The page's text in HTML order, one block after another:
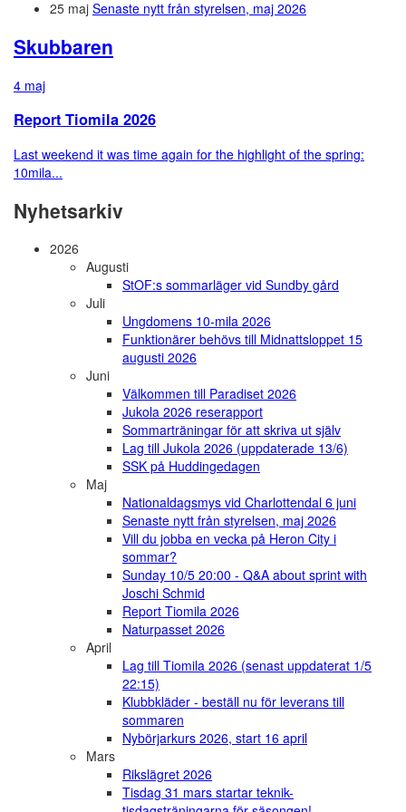
25 maj Senaste nytt från styrelsen, maj 2026
Skubbaren
4 maj
Report Tiomila 2026
Last weekend it was time again for the highlight of the spring:
10mila...
Nyhetsarkiv
2026
Augusti
StOF:s sommarläger vid Sundby gård
Juli
Ungdomens 10-mila 2026
Funktionärer behövs till Midnattsloppet 15
augusti 2026
Juni
Välkommen till Paradiset 2026
Jukola 2026 reserapport
Sommarträningar för att skriva ut själv
Lag till Jukola 2026 (uppdaterade 13/6)
SSK på Huddingedagen
Maj
Nationaldagsmys vid Charlottendal 6 juni
Senaste nytt från styrelsen, maj 2026
Vill du jobba en vecka på Heron City i
sommar?
Sunday 10/5 20:00 - Q&A about sprint with
Joschi Schmid
Report Tiomila 2026
Naturpasset 2026
April
Lag till Tiomila 2026 (senast uppdaterat 1/5
22:15)
Klubbkläder - beställ nu för leverans till
sommaren
Nybörjarkurs 2026, start 16 april
Mars
Rikslägret 2026
Tisdag 31 mars startar teknik-